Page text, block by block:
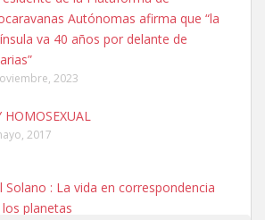
SHIBA CON MICROCHIP PERDIDO HOY
Y LOPEZ. ES MUY ASUSTADIZO
Autónomas afirma que “la
va 40 años por delante de
2023
HOMOSEXUAL
2017
Solano : La vida en correspondencia
planetas